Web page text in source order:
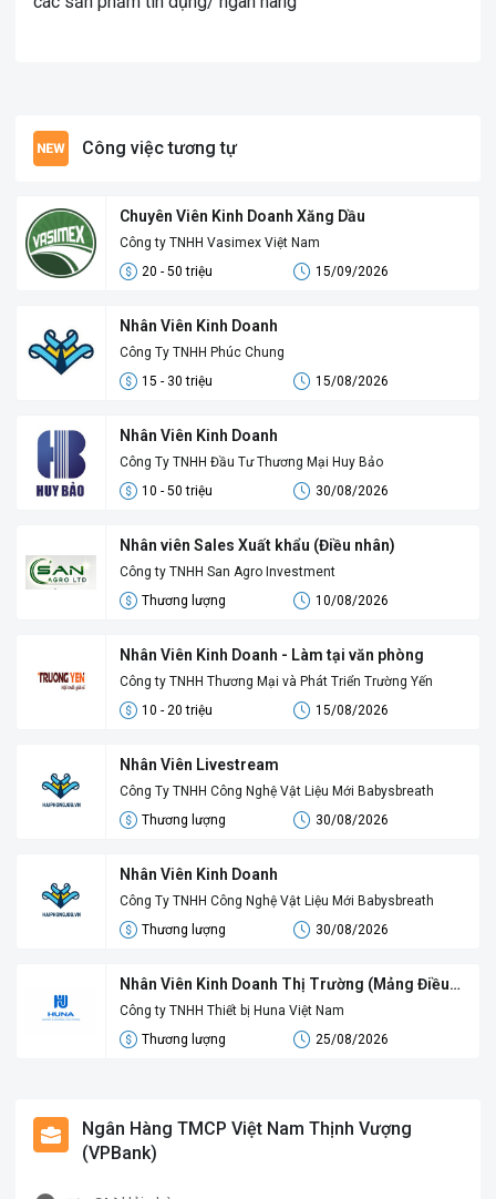
Công việc tương tự
Chuyên Viên Kinh Doanh Xăng Dầu
Công ty TNHH Vasimex Việt Nam
20 - 50 triệu
15/09/2026
Nhân Viên Kinh Doanh
Công Ty TNHH Phúc Chung
15 - 30 triệu
15/08/2026
Nhân Viên Kinh Doanh
Công Ty TNHH Đầu Tư Thương Mại Huy Bảo
10 - 50 triệu
30/08/2026
Nhân viên Sales Xuất khẩu (Điều nhân)
Công ty TNHH San Agro Investment
Thương lượng
10/08/2026
Nhân Viên Kinh Doanh - Làm tại văn phòng
Công ty TNHH Thương Mại và Phát Triển Trường Yến
10 - 20 triệu
15/08/2026
Nhân Viên Livestream
Công Ty TNHH Công Nghệ Vật Liệu Mới Babysbreath
Thương lượng
30/08/2026
Nhân Viên Kinh Doanh
Công Ty TNHH Công Nghệ Vật Liệu Mới Babysbreath
Thương lượng
30/08/2026
Nhân Viên Kinh Doanh Thị Trường (Mảng Điều
Hòa Công Nghiệp)
Công ty TNHH Thiết bị Huna Việt Nam
Thương lượng
25/08/2026
Ngân Hàng TMCP Việt Nam Thịnh Vượng
(VPBank)